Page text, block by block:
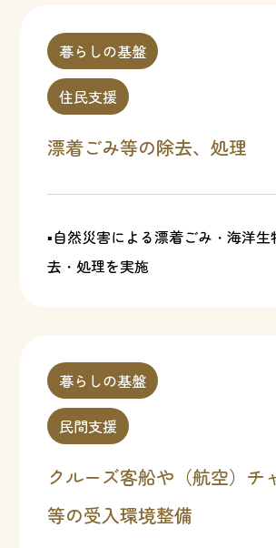
暮らしの基盤
住民支援
漂着ごみ等の除去、処理
▪自然災害による漂着ごみ・海洋
去・処理を実施
暮らしの基盤
民間支援
クルーズ客船や（航空）チ
等の受入環境整備